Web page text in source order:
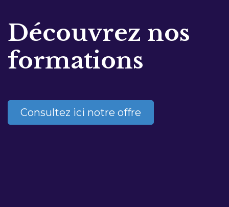
Découvrez nos
formations
Consultez ici notre offre